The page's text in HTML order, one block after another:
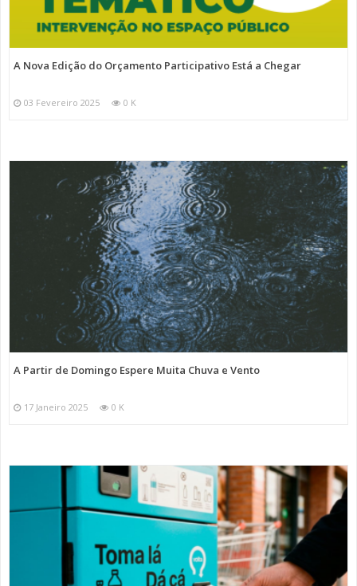
A Nova Edição do Orçamento Participativo Está a Chegar
03 Fevereiro 2025 0 K
A Partir de Domingo Espere Muita Chuva e Vento
17 Janeiro 2025 0 K